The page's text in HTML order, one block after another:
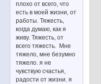
плохо от всего, что
есть в моей жизни, от
работы. Тяжесть,
когда думаю, как я
живу. Тяжесть, от
всего тяжесть. Мне
тяжело, мне безумно
тяжело. я не
чувствую счастья,
радости от жизни. я